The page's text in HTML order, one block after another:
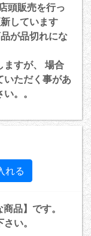
頭販売を行っ
しています
が品切れにな
すが、 場合
いただく事があ
。。
品】です。
い。